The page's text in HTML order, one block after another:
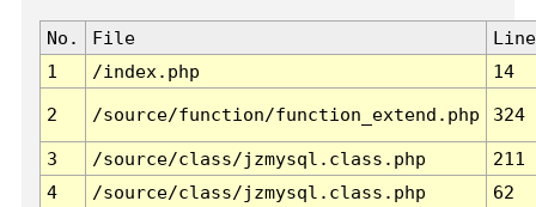
No. File
Line
1
/index.php 14
2 /source/function/function_extend.php 324
3 /source/class/jzmysql.class.php
211
4
/source/class/jzmysql.class.php
62